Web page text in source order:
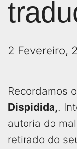
2 Fevereiro,
Recordamos
Dispidida,.
autoria do
retirado do